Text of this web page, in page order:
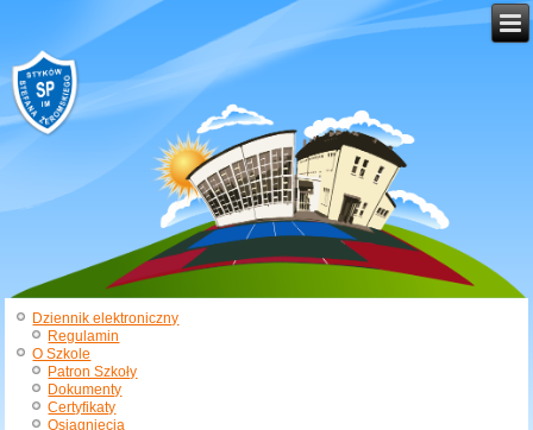
Dziennik elektroniczny
Regulamin
O Szkole
Patron Szkoły
Dokumenty
Certyfikaty
Osiągnięcia